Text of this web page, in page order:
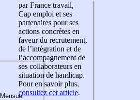
par France travail,
Cap emploi et ses
partenaires pour ses
actions concrètes en
faveur du recrutement,
de l’intégration et de
l’accompagnement de
ses collaborateurs en
situation de handicap.
Pour en savoir plus,
consultez cet article.